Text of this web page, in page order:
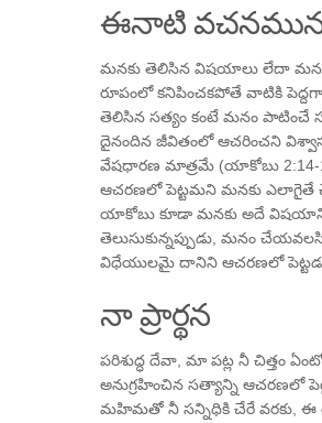
ఈనాటి
మనకు తెలిసిన విషయాలు లేదా
రూపంలో కనిపించకపోతే వాటికి
తెలిసిన సత్యం కంటే మనం పాటించే
దైనందిన జీవితంలో ఆచరించని
వేషధారణ మాత్రమే (యాకోబు 2:14-
ఆచరణలో పెట్టమని మనకు ఎలాగైతే
యాకోబు కూడా మనకు అదే విషయాన్ని
తెలుసుకున్నప్పుడు, మనం
విధేయులమై దానిని ఆచరణలో
నా ప్రార్థన
పరిశుద్ధ దేవా, మా పట్ల నీ చిత్తం
అనుగ్రహించిన సత్యాన్ని ఆచరణలో
మహిమతో నీ సన్నిధికి చేరే వరకు, ఈ